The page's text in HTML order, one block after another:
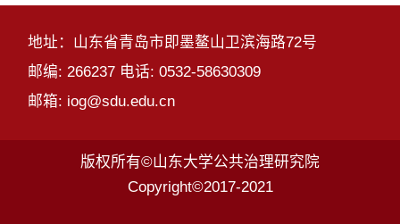
地址：山东省青岛市即墨鳌山卫滨海路72号
邮编: 266237 电话: 0532-58630309
邮箱: iog@sdu.edu.cn
版权所有©山东大学公共治理研究院
Copyright©2017-2021